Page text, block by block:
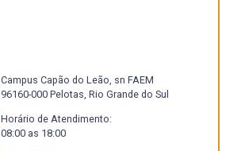
Campus Capão do Leão, sn FAEM
96160-000 Pelotas, Rio Grande do Sul
Horário de Atendimento:
08:00 as 18:00